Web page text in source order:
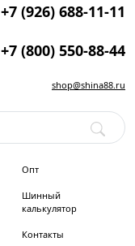
+7 (926) 688-11-11
+7 (800) 550-88-44
shop@shina88.ru
Опт
Шинный
калькулятор
Контакты